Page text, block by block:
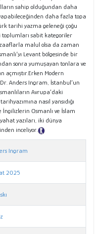
sahip olduğundan daha
daha fazla topa
tarihi yazma geleneği çoğu
toplumları sabit kategoriler
malul olsa da zaman
Levant bölgesinde bir
sonra yumuşayan tonlara ve
açmıştır.Erken Modern
Anders Ingram, İstanbul’un
Avrupa’daki
nasıl yansıdığı
Osmanlı ve İslam
yazıları, iki dünya
inceliyor.
Ingram
2025